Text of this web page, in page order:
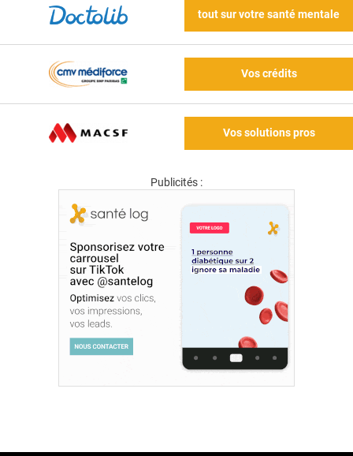
tout sur votre santé mentale
Vos crédits
Vos solutions pros
Publicités :